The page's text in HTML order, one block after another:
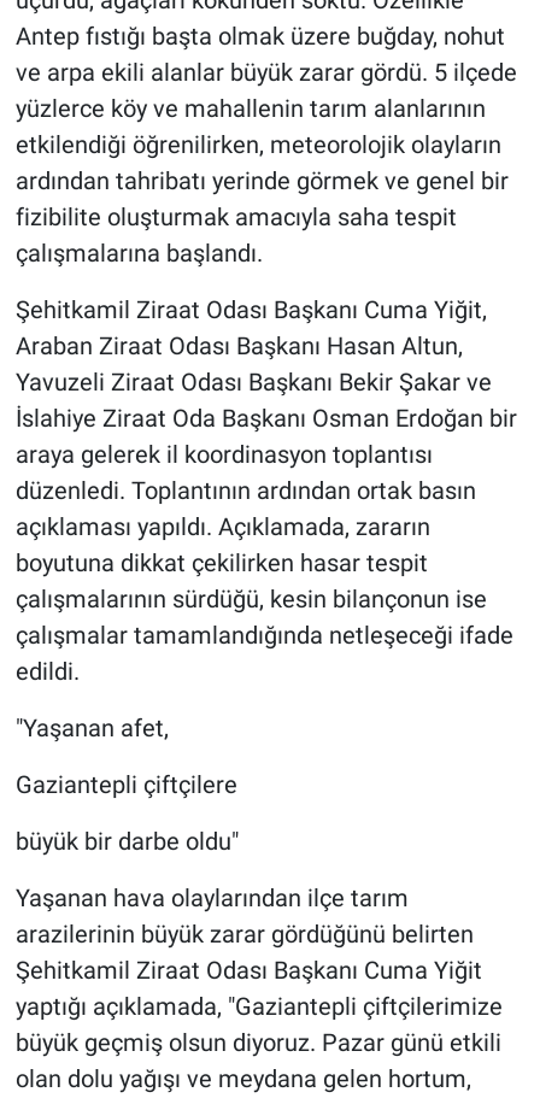
Antep fıstığı başta olmak üzere buğday, nohut
ve arpa ekili alanlar büyük zarar gördü. 5 ilçede
yüzlerce köy ve mahallenin tarım alanlarının
etkilendiği öğrenilirken, meteorolojik olayların
ardından tahribatı yerinde görmek ve genel bir
fizibilite oluşturmak amacıyla saha tespit
çalışmalarına başlandı.
Şehitkamil Ziraat Odası Başkanı Cuma Yiğit,
Araban Ziraat Odası Başkanı Hasan Altun,
Yavuzeli Ziraat Odası Başkanı Bekir Şakar ve
İslahiye Ziraat Oda Başkanı Osman Erdoğan bir
araya gelerek il koordinasyon toplantısı
düzenledi. Toplantının ardından ortak basın
açıklaması yapıldı. Açıklamada, zararın
boyutuna dikkat çekilirken hasar tespit
çalışmalarının sürdüğü, kesin bilançonun ise
çalışmalar tamamlandığında netleşeceği ifade
edildi.
"Yaşanan afet,
Gaziantepli çiftçilere
büyük bir darbe oldu"
Yaşanan hava olaylarından ilçe tarım
arazilerinin büyük zarar gördüğünü belirten
Şehitkamil Ziraat Odası Başkanı Cuma Yiğit
yaptığı açıklamada, "Gaziantepli çiftçilerimize
büyük geçmiş olsun diyoruz. Pazar günü etkili
olan dolu yağışı ve meydana gelen hortum,